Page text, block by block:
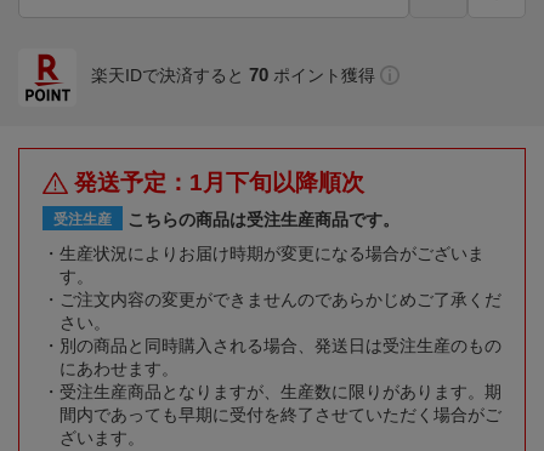
楽天IDで決済すると 70 ポイント獲得
発送予定：1月下旬以降順次
受注生産
こちらの商品は受注生産商品です。
生産状況によりお届け時期が変更になる場合がございま
す。
ご注文内容の変更ができませんのであらかじめご了承くだ
さい。
別の商品と同時購入される場合、発送日は受注生産のもの
にあわせます。
受注生産商品となりますが、生産数に限りがあります。期
間内であっても早期に受付を終了させていただく場合がご
ざいます。